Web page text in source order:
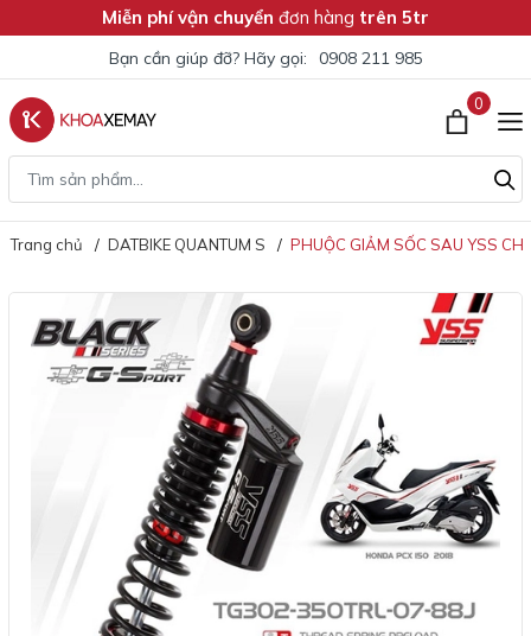
Miễn phí vận chuyển đơn hàng trên 5tr
Bạn cần giúp đỡ? Hãy gọi: 0908 211 985
0
Trang chủ DATBIKE QUANTUM S PHUỘC GIẢM SỐC SAU YSS